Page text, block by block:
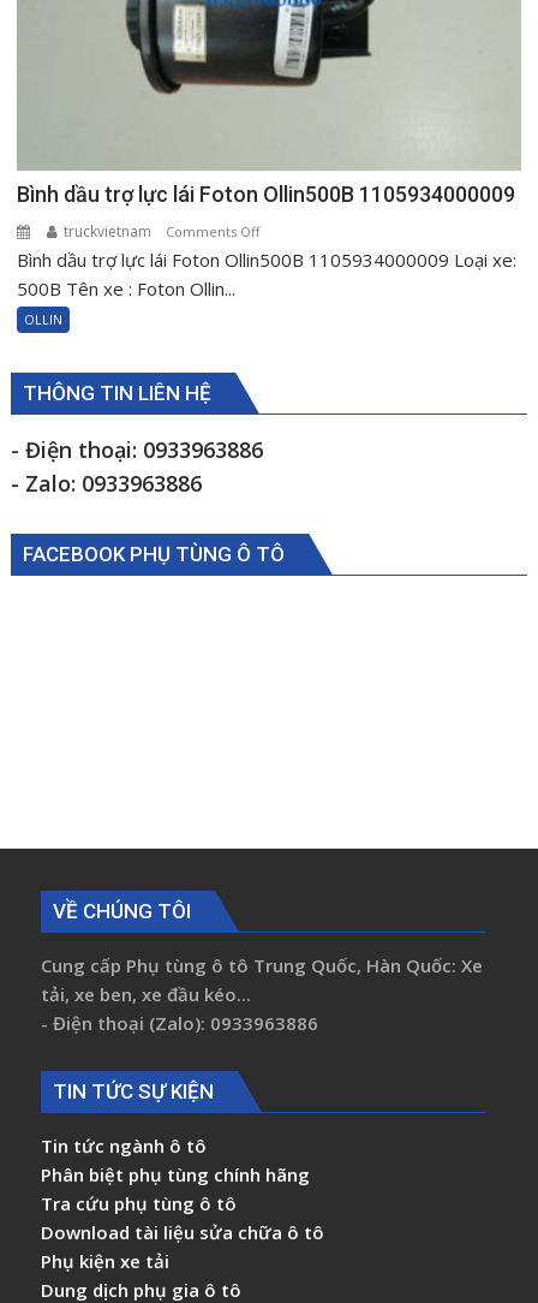
Bình dầu trợ lực lái Foton Ollin500B 1105934000009
truckvietnam Comments Offon
Bình
Ollin500B
1105934000009
Bình dầu trợ lực lái Foton Ollin500B 1105934000009 Loại xe:
500B Tên xe : Foton Ollin...
OLLIN
THÔNG TIN LIÊN HỆ
- Điện thoại: 0933963886
- Zalo: 0933963886
FACEBOOK PHỤ TÙNG Ô TÔ
VỀ CHÚNG TÔI
Cung cấp Phụ tùng ô tô Trung Quốc, Hàn Quốc: Xe
tải, xe ben, xe đầu kéo...
- Điện thoại (Zalo): 0933963886
TIN TỨC SỰ KIỆN
Tin tức ngành ô tô
Phân biệt phụ tùng chính hãng
Tra cứu phụ tùng ô tô
Download tài liệu sửa chữa ô tô
Phụ kiện xe tải
Dung dịch phụ gia ô tô